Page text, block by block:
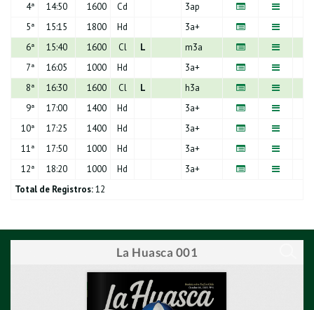
4ª 14:50 1600 Cd
3ap
5ª 15:15 1800 Hd
3a+
6ª 15:40 1600 Cl L
m3a
7ª 16:05 1000 Hd
3a+
8ª 16:30 1600 Cl L
h3a
9ª 17:00 1400 Hd
3a+
10ª 17:25 1400 Hd
3a+
11ª 17:50 1000 Hd
3a+
12ª 18:20 1000 Hd
3a+
Total de Registros:12